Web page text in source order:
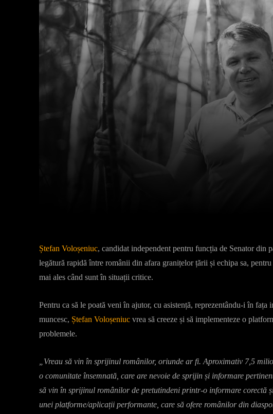
Ștefan Voloșeniuc, candidat independent pentru funcția de Senator din
legătură rapidă între românii din afara granițelor țării și echipa sa,
mai ales când sunt în situații critice.
Pentru ca să le poată veni în ajutor, cu asistență, reprezentându-i în
muncesc, Ștefan Voloșeniuc vrea să creeze și să implementeze o
problemele.
„Vreau să vin în sprijinul românilor, oriunde ar fi. Aproximativ 7,5
o comunitate însemnată, care are nevoie de sprijin și informare
să vin în sprijinul românilor de pretutindeni printr-o informare corectă
unei platforme/aplicații performante, care să ofere românilor din